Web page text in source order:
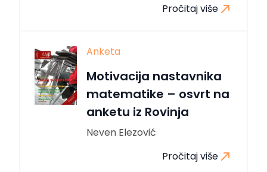
Pročitaj više
Anketa
Motivacija nastavnika
matematike – osvrt na
anketu iz Rovinja
Neven Elezović
Pročitaj više